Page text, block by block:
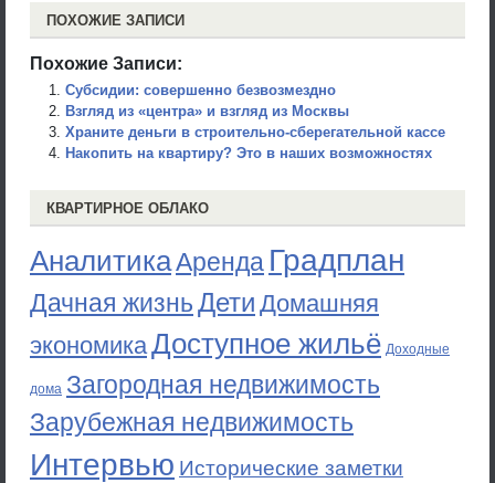
ПОХОЖИЕ ЗАПИСИ
Похожие Записи:
Субсидии: совершенно безвозмездно
Взгляд из «центра» и взгляд из Москвы
Храните деньги в строительно-сберегательной кассе
Накопить на квартиру? Это в наших возможностях
КВАРТИРНОЕ ОБЛАКО
АналитикаАренда Градплан
Дачная жизньДети Домашняя
экономикаДоступное жильё Доходные
дома Загородная недвижимость
Зарубежная недвижимость
Интервью Исторические заметки